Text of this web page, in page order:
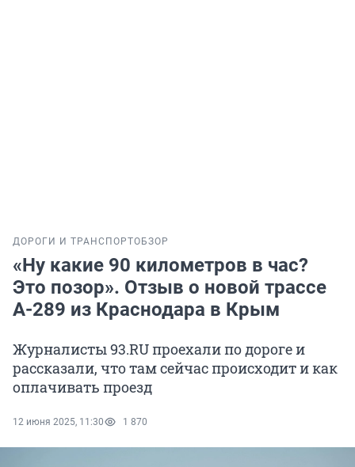
ДОРОГИ И ТРАНСПОРТОБЗОР
«Ну какие 90 километров в час?
Это позор». Отзыв о новой трассе
А-289 из Краснодара в Крым
Журналисты 93.RU проехали по дороге и
рассказали, что там сейчас происходит и как
оплачивать проезд
12 июня 2025, 11:30 1 870